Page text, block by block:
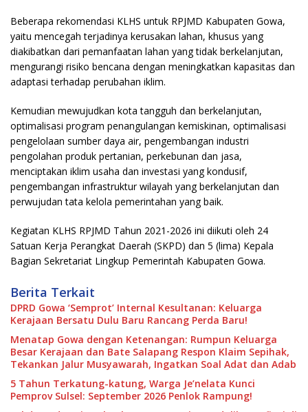
Beberapa rekomendasi KLHS untuk RPJMD Kabupaten Gowa,
yaitu mencegah terjadinya kerusakan lahan, khusus yang
diakibatkan dari pemanfaatan lahan yang tidak berkelanjutan,
mengurangi risiko bencana dengan meningkatkan kapasitas dan
adaptasi terhadap perubahan iklim.
Kemudian mewujudkan kota tangguh dan berkelanjutan,
optimalisasi program penangulangan kemiskinan, optimalisasi
pengelolaan sumber daya air, pengembangan industri
pengolahan produk pertanian, perkebunan dan jasa,
menciptakan iklim usaha dan investasi yang kondusif,
pengembangan infrastruktur wilayah yang berkelanjutan dan
perwujudan tata kelola pemerintahan yang baik.
Kegiatan KLHS RPJMD Tahun 2021-2026 ini diikuti oleh 24
Satuan Kerja Perangkat Daerah (SKPD) dan 5 (lima) Kepala
Bagian Sekretariat Lingkup Pemerintah Kabupaten Gowa.
Berita Terkait
DPRD Gowa ‘Semprot’ Internal Kesultanan: Keluarga
Kerajaan Bersatu Dulu Baru Rancang Perda Baru!
Menatap Gowa dengan Ketenangan: Rumpun Keluarga
Besar Kerajaan dan Bate Salapang Respon Klaim Sepihak,
Tekankan Jalur Musyawarah, Ingatkan Soal Adat dan Adab
5 Tahun Terkatung-katung, Warga Je’nelata Kunci
Pemprov Sulsel: September 2026 Penlok Rampung!